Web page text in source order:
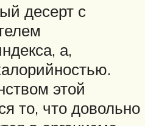
десерт с
а,
этой
то, что довольно